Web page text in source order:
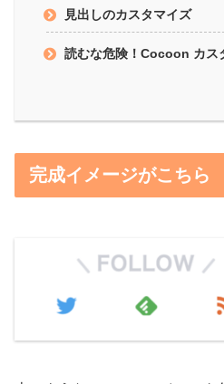
見出しのカスタマイズ
読むな危険！Cocoon カス
完成イメージがこちら